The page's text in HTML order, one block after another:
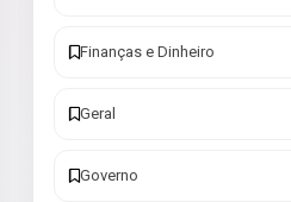
Finanças e Dinheiro
Geral
Governo